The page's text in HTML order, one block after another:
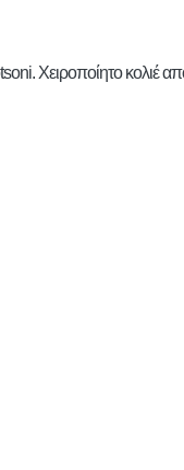
Χειροποίητο κολιέ